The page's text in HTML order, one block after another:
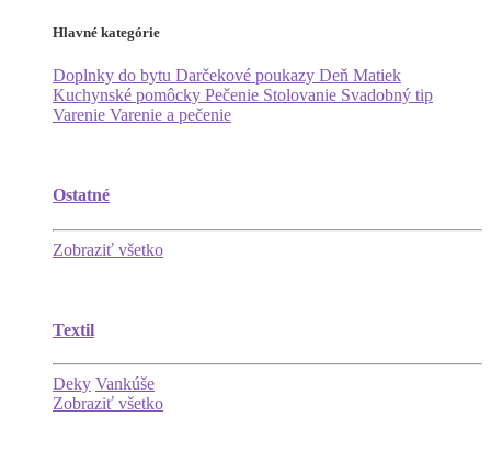
Hlavné kategórie
Doplnky do bytu Darčekové poukazy Deň Matiek
Kuchynské pomôcky Pečenie Stolovanie Svadobný tip
Varenie Varenie a pečenie
Ostatné
Zobraziť všetko
Textil
Deky Vankúše
Zobraziť všetko